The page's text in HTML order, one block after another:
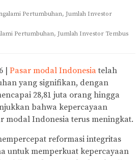
Pertumbuhan, Jumlah Investor Tembus
| Pasar modal Indonesiatelah
yang signifikan, dengan
28,81 juta orang hingga
bahwa kepercayaan
modal Indonesia terus meningkat.
reformasi integritas
untuk memperkuat kepercayaan